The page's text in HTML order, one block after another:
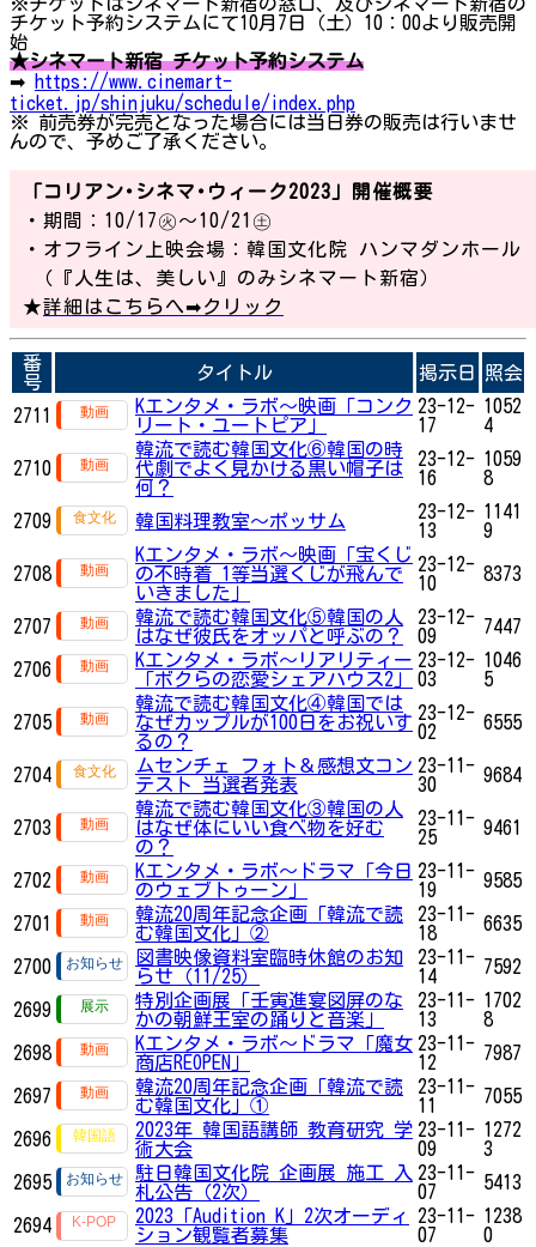
チケット予約システムにて10月7日（土）10：00より販売開
始
★シネマート新宿 チケット予約システム
➡
https://www.cinemart-
ticket.jp/shinjuku/schedule/index.php
※ 前売券が完売となった場合には当日券の販売は行いませ
んので、予めご了承ください。
「コリアン･シネマ･ウィーク2023」開催概要
・期間：10/17㊋～10/21㊏
・オフライン上映会場：韓国文化院 ハンマダンホール
（『人生は、美しい』のみシネマート新宿）
★詳細はこちらへ➡クリック
番
号
タイトル 掲示日 照会
2711
Kエンタメ・ラボ～映画「コンク
リート・ユートピア」
23-12-
17
1052
4
2710
韓流で読む韓国文化⑥韓国の時
代劇でよく見かける黒い帽子は
何？
23-12-
16
1059
8
2709 韓国料理教室～ポッサム
23-12-
13
1141
9
2708
Kエンタメ・ラボ～映画「宝くじ
の不時着 1等当選くじが飛んで
いきました」
23-12-
10
8373
2707
韓流で読む韓国文化⑤韓国の人
はなぜ彼氏をオッパと呼ぶの？
23-12-
09
7447
2706
Kエンタメ・ラボ～リアリティー
「ボクらの恋愛シェアハウス2」
23-12-
03
1046
5
2705
韓流で読む韓国文化④韓国では
なぜカップルが100日をお祝いす
るの？
23-12-
02
6555
2704
ムセンチェ フォト＆感想文コン
テスト 当選者発表
23-11-
30
9684
2703
韓流で読む韓国文化③韓国の人
はなぜ体にいい食べ物を好む
の？
23-11-
25
9461
2702
Kエンタメ・ラボ～ドラマ「今日
のウェブトゥーン」
23-11-
19
9585
2701
韓流20周年記念企画「韓流で読
む韓国文化」②
23-11-
18
6635
2700
図書映像資料室臨時休館のお知
らせ（11/25）
23-11-
14
7592
2699
特別企画展「壬寅進宴図屏のな
かの朝鮮王室の踊りと音楽」
23-11-
13
1702
8
2698
Kエンタメ・ラボ～ドラマ「魔女
商店REOPEN」
23-11-
12
7987
2697
韓流20周年記念企画「韓流で読
む韓国文化」①
23-11-
11
7055
2696
2023年 韓国語講師 教育研究 学
術大会
23-11-
09
1272
3
2695
駐日韓国文化院 企画展 施工 入
札公告（2次）
23-11-
07
5413
2694
2023「Audition K」2次オーディ
ション観覧者募集
23-11-
07
1238
0